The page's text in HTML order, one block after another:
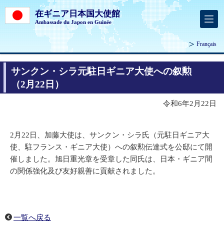
在ギニア日本国大使館
Ambassade du Japon en Guinée
Français
サンクン・シラ元駐日ギニア大使への叙勲
（2月22日）
令和6年2月22日
2月22日、加藤大使は、サンクン・シラ氏（元駐日ギニア大
使、駐フランス・ギニア大使）への叙勲伝達式を公邸にて開
催しました。旭日重光章を受章した同氏は、日本・ギニア間
の関係強化及び友好親善に貢献されました。
一覧へ戻る